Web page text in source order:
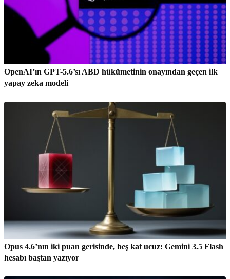
OpenAI’ın GPT-5.6’sı ABD hükümetinin onayından geçen ilk
yapay zeka modeli
Opus 4.6’nın iki puan gerisinde, beş kat ucuz: Gemini 3.5 Flash
hesabı baştan yazıyor